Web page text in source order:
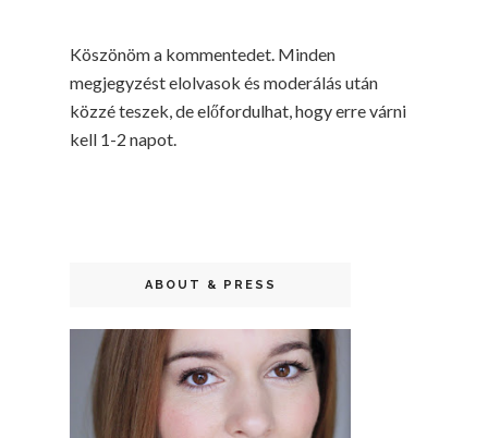
Köszönöm a kommentedet. Minden
megjegyzést elolvasok és moderálás után
közzé teszek, de előfordulhat, hogy erre várni
kell 1-2 napot.
ABOUT & PRESS